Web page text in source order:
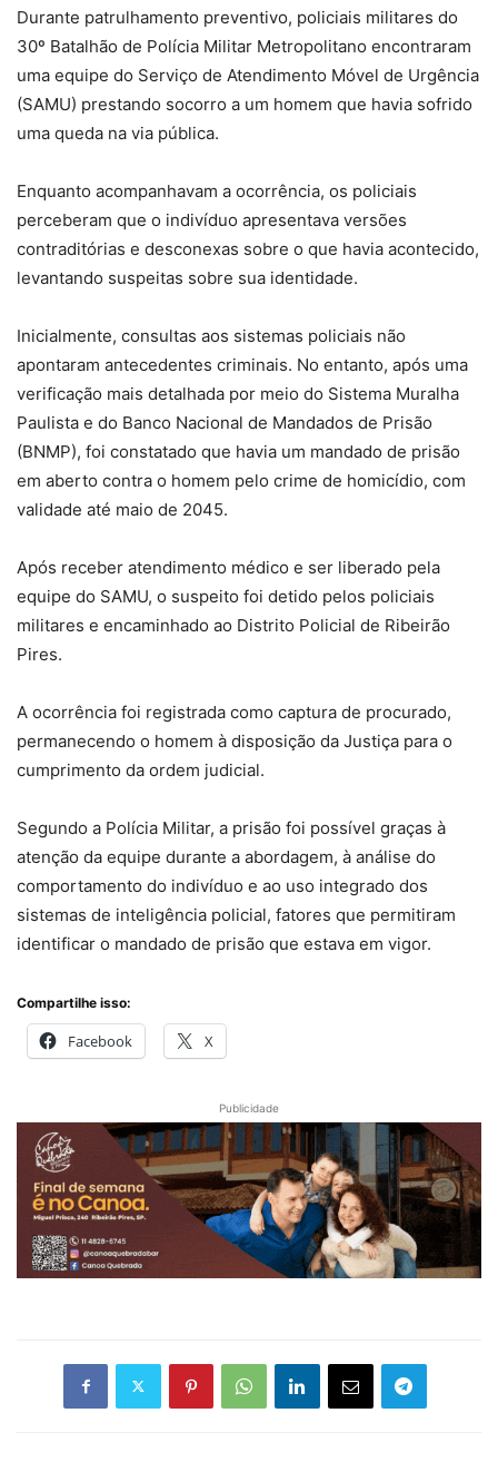
Durante patrulhamento preventivo, policiais militares do
30º Batalhão de Polícia Militar Metropolitano encontraram
uma equipe do Serviço de Atendimento Móvel de Urgência
(SAMU) prestando socorro a um homem que havia sofrido
uma queda na via pública.
Enquanto acompanhavam a ocorrência, os policiais
perceberam que o indivíduo apresentava versões
contraditórias e desconexas sobre o que havia acontecido,
levantando suspeitas sobre sua identidade.
Inicialmente, consultas aos sistemas policiais não
apontaram antecedentes criminais. No entanto, após uma
verificação mais detalhada por meio do Sistema Muralha
Paulista e do Banco Nacional de Mandados de Prisão
(BNMP), foi constatado que havia um mandado de prisão
em aberto contra o homem pelo crime de homicídio, com
validade até maio de 2045.
Após receber atendimento médico e ser liberado pela
equipe do SAMU, o suspeito foi detido pelos policiais
militares e encaminhado ao Distrito Policial de Ribeirão
Pires.
A ocorrência foi registrada como captura de procurado,
permanecendo o homem à disposição da Justiça para o
cumprimento da ordem judicial.
Segundo a Polícia Militar, a prisão foi possível graças à
atenção da equipe durante a abordagem, à análise do
comportamento do indivíduo e ao uso integrado dos
sistemas de inteligência policial, fatores que permitiram
identificar o mandado de prisão que estava em vigor.
Compartilhe isso:
Facebook X
Publicidade